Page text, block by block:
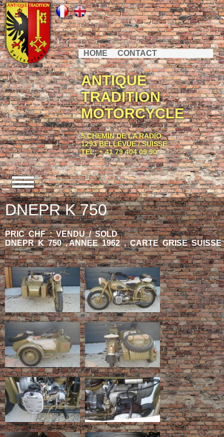
HOME CONTACT
ANTIQUE
TRADITION
MOTORCYCLE
5 CHEMIN DE LA RADIO
1293 BELLEVUE / SUISSE
TEL: + 41 79 404 09 90
DNEPR K 750
PRIC CHF : VENDU / SOLD
DNEPR K 750 , ANNEE 1962 , CARTE GRISE SUISSE